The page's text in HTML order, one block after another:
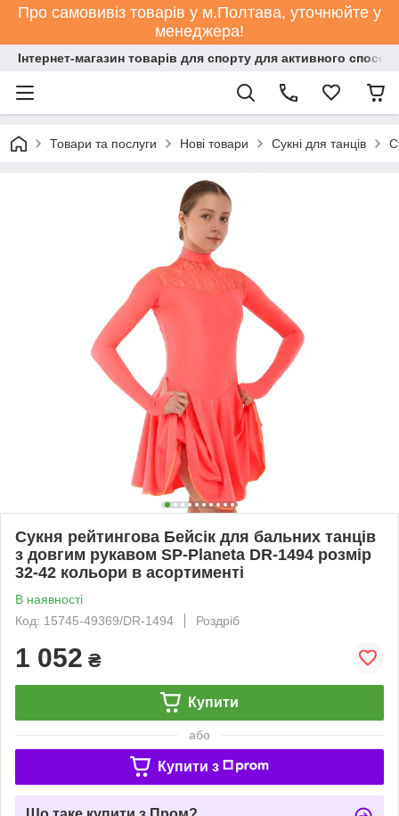
Про самовивіз товарів у м.Полтава, уточнюйте у
менеджера!
Інтернет-магазин товарів для спорту для активного
Товари та послуги Нові товари Сукні для танців
Сукня рейтингова Бейсік для бальних танців
з довгим рукавом SP-Planeta DR-1494 розмір
32-42 кольори в асортименті
В наявності
Код: 15745-49369/DR-1494
Роздріб
1 052 ₴
Купити
або
Купити з